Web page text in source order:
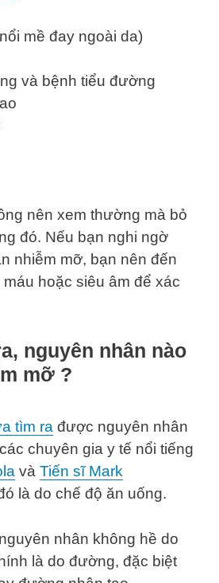
mề đay ngoài da)
và bệnh tiểu đường
nên xem thường mà bỏ
đó. Nếu bạn nghi ngờ
nhiễm mỡ, bạn nên đến
hoặc siêu âm để xác
nguyên nhân nào
mỡ ?
tìm ra được nguyên nhân
chuyên gia y tế nổi tiếng
và Tiến sĩ Mark
là do chế độ ăn uống.
nhân không hề do
là do đường, đặc biệt